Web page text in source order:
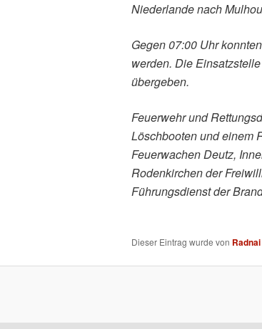
Niederlande nach
Gegen 07:00 Uhr
werden. Die
übergeben.
Feuerwehr und
Löschbooten und einem
Feuerwachen Deutz,
Rodenkirchen der
Führungsdienst der
Dieser Eintrag wurde von Radnai